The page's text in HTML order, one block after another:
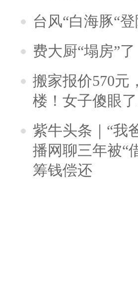
台风“白海豚“
费大厨“塌房”了
搬家报价570元
楼！女子傻眼
紫牛头条｜“我
播网聊三年被“
筹钱偿还